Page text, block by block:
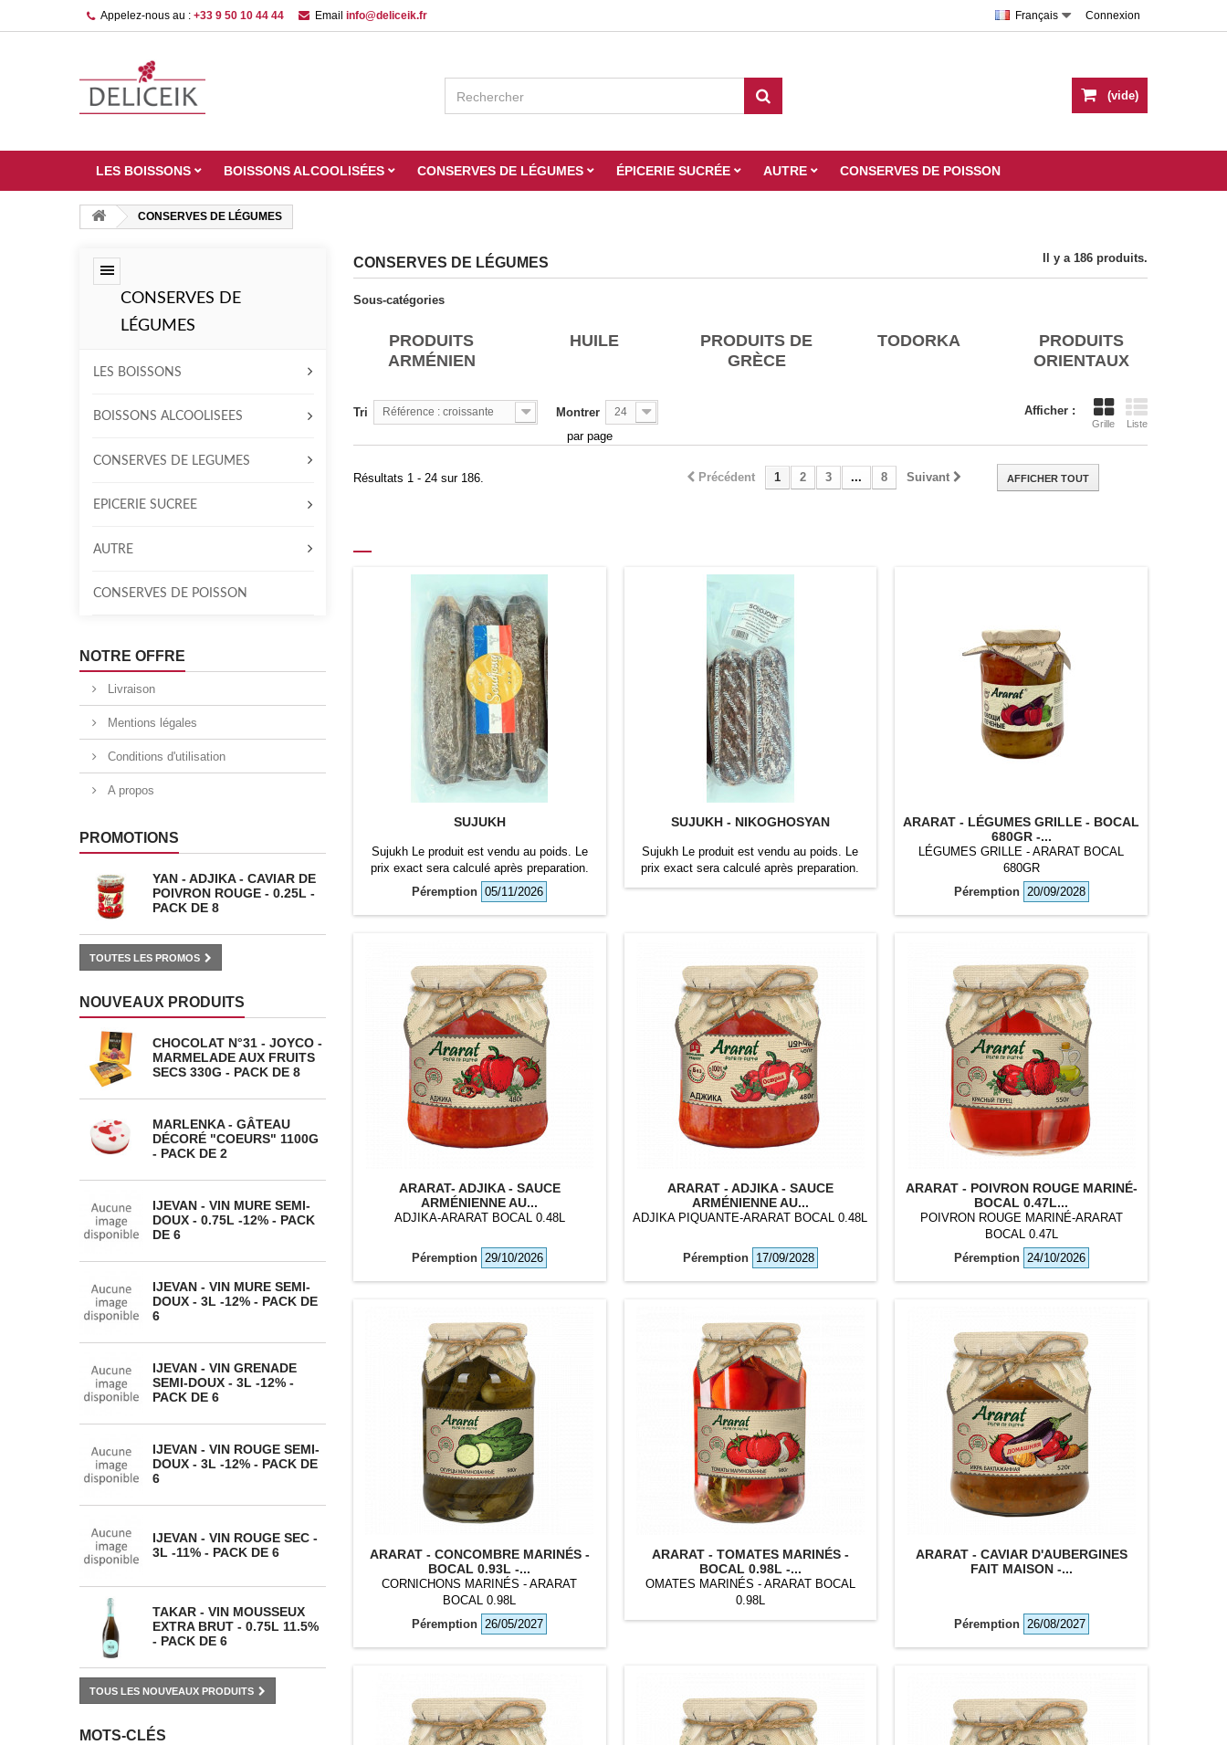
Connexion
Français
Appelez-nous au : +33 9 50 10 44 44 Email info@deliceik.fr
(vide)
LES BOISSONS BOISSONS ALCOOLISÉES CONSERVES DE LÉGUMES ÉPICERIE SUCRÉE AUTRE CONSERVES DE POISSON
CONSERVES DE LÉGUMES
CONSERVES DE
LÉGUMES
LES BOISSONS
BOISSONS ALCOOLISÉES
CONSERVES DE LÉGUMES
ÉPICERIE SUCRÉE
AUTRE
CONSERVES DE POISSON
NOTRE OFFRE
Livraison
Mentions légales
Conditions d'utilisation
A propos
PROMOTIONS
YAN - ADJIKA - CAVIAR DE
POIVRON ROUGE - 0.25L -
PACK DE 8
TOUTES LES PROMOS
NOUVEAUX PRODUITS
CHOCOLAT N°31 - JOYCO -
MARMELADE AUX FRUITS
SECS 330G - PACK DE 8
MARLENKA - GÂTEAU
DÉCORÉ "COEURS" 1100G
- PACK DE 2
IJEVAN - VIN MURE SEMI-
DOUX - 0.75L -12% - PACK
DE 6
IJEVAN - VIN MURE SEMI-
DOUX - 3L -12% - PACK DE
6
IJEVAN - VIN GRENADE
SEMI-DOUX - 3L -12% -
PACK DE 6
IJEVAN - VIN ROUGE SEMI-
DOUX - 3L -12% - PACK DE
6
IJEVAN - VIN ROUGE SEC -
3L -11% - PACK DE 6
TAKAR - VIN MOUSSEUX
EXTRA BRUT - 0.75L 11.5%
- PACK DE 6
TOUS LES NOUVEAUX PRODUITS
MOTS-CLÉS
CONSERVES DE LÉGUMES Il y a 186 produits.
Sous-catégories
PRODUITS
ARMÉNIEN
HUILE
PRODUITS DE
GRÈCE
TODORKA
PRODUITS
ORIENTAUX
Afficher :
Grille Liste
Tri Référence : croissante Montrer 24
par page
AFFICHER TOUT
Précédent 1 2 3 ... 8 Suivant
Résultats 1 - 24 sur 186.
SUJUKH
Sujukh Le produit est vendu au poids. Le
prix exact sera calculé après preparation.
Péremption 05/11/2026
SUJUKH - NIKOGHOSYAN
Sujukh Le produit est vendu au poids. Le
prix exact sera calculé après preparation.
ARARAT - LÉGUMES GRILLE - BOCAL
680GR -...
LÉGUMES GRILLE - ARARAT BOCAL
680GR
Péremption 20/09/2028
ARARAT- ADJIKA - SAUCE
ARMÉNIENNE AU...
ADJIKA-ARARAT BOCAL 0.48L
Péremption 29/10/2026
ARARAT - ADJIKA - SAUCE
ARMÉNIENNE AU...
ADJIKA PIQUANTE-ARARAT BOCAL 0.48L
Péremption 17/09/2028
ARARAT - POIVRON ROUGE MARINÉ-
BOCAL 0.47L...
POIVRON ROUGE MARINÉ-ARARAT
BOCAL 0.47L
Péremption 24/10/2026
ARARAT - CONCOMBRE MARINÉS -
BOCAL 0.93L -...
CORNICHONS MARINÉS - ARARAT
BOCAL 0.98L
Péremption 26/05/2027
ARARAT - TOMATES MARINÉS -
BOCAL 0.98L -...
OMATES MARINÉS - ARARAT BOCAL
0.98L
ARARAT - CAVIAR D'AUBERGINES
FAIT MAISON -...
Péremption 26/08/2027